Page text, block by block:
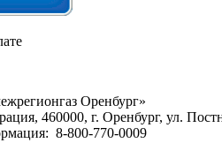
Оренбург»
460000, г. Оренбург, ул.
8-800-770-0009